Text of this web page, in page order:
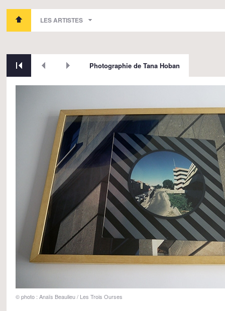
LES ARTISTES
Photographie de Tana Hoban
© photo : Anaïs Beaulieu / Les Trois Ourses